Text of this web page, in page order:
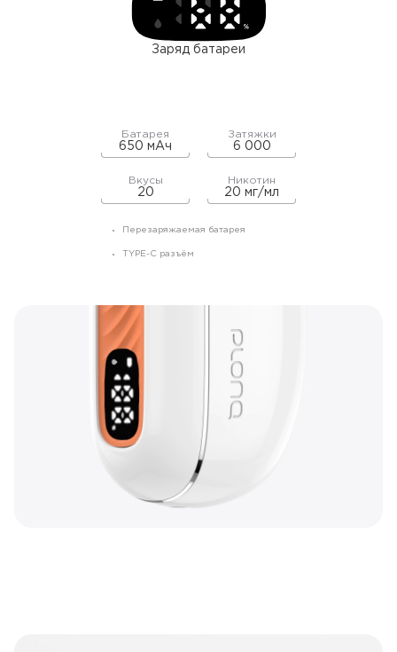
Заряд батареи
Батарея
650 мАч
Затяжки
6 000
Вкусы
20
Никотин
20 мг/мл
Перезаряжаемая батарея
TYPE-C разъём